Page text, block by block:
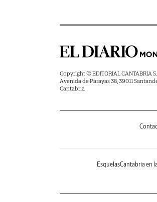
Copyright © EDITORIAL CANTABRIA
Avenida de Parayas 38, 39011
Cantabria
EsquelasCantabria en